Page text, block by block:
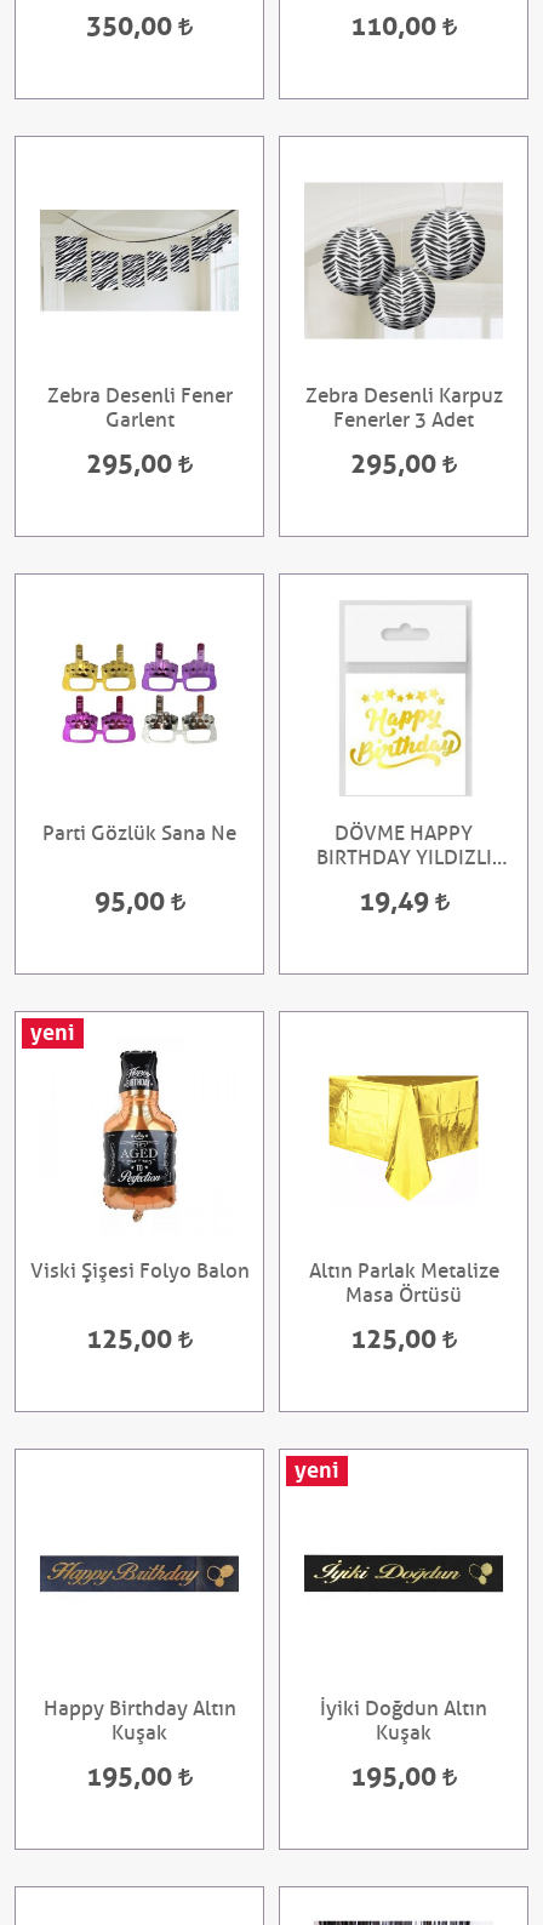
350,00 110,00
Zebra Desenli Fener
Garlent
295,00
Zebra Desenli Karpuz
Fenerler 3 Adet
295,00
Parti Gözlük Sana Ne
95,00
DÖVME HAPPY
BIRTHDAY YILDIZLI
19,49
yeni
Viski Şişesi Folyo Balon
125,00
Altın Parlak Metalize
Masa Örtüsü
125,00
Happy Birthday Altın
Kuşak
195,00
yeni
İyiki Doğdun Altın
Kuşak
195,00